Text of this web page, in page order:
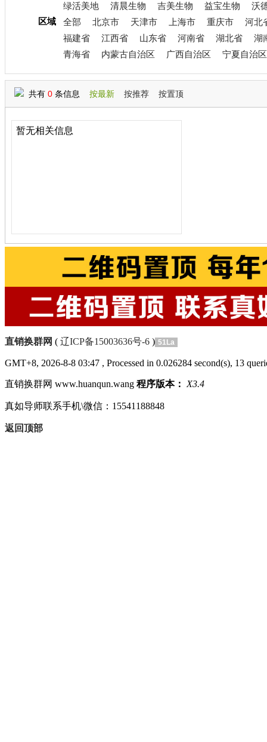
绿活美地
清晨生物 吉美生物 益宝生物
沃
区域
全部 北京市 天津市 上海市 重庆市
河北
福建省
江西省 山东省 河南省 湖北省
湖
青海省
内蒙古自治区 广西自治区 宁夏自治区
共有 0 条信息 按最新 按推荐 按置顶
暂无相关信息
直销换群网 ( 辽ICP备15003636号-6 ) 51La
GMT+8, 2026-8-8 03:47 , Processed in 0.026284 second(s), 13
直销换群网 www.huanqun.wang 程序版本： X3.4
真如导师联系手机\微信：15541188848
返回顶部